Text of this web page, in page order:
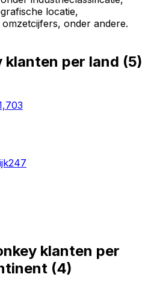
locatie,
onder andere.
klanten per land (5)
247
klanten per
(4)